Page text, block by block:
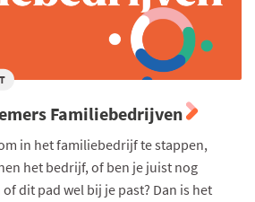
Familiebedrijven
in het familiebedrijf te stappen,
het bedrijf, of ben je juist nog
dit pad wel bij je past? Dan is het